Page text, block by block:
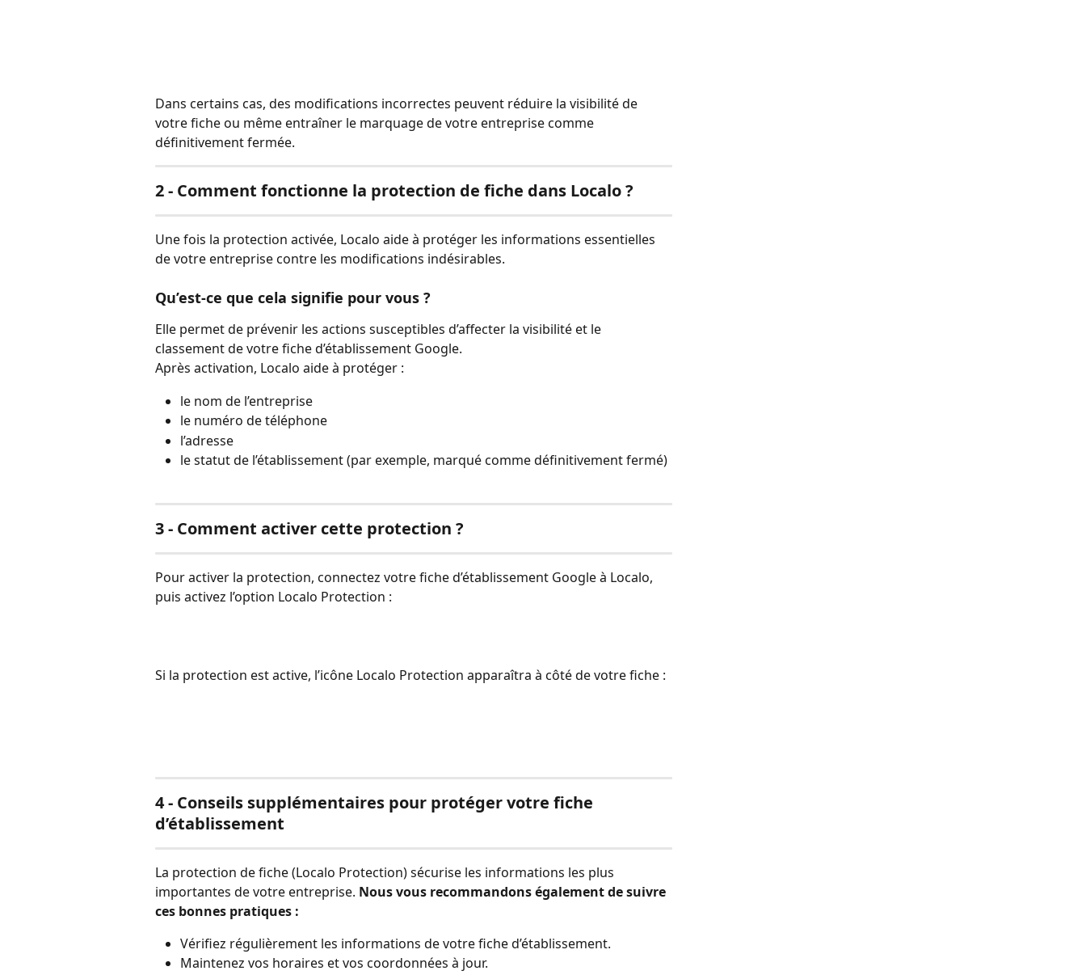
Dans certains cas, des modifications incorrectes peuvent réduire la visibilité de
votre fiche ou même entraîner le marquage de votre entreprise comme
définitivement fermée.
2 - Comment fonctionne la protection de fiche dans Localo ?
Une fois la protection activée, Localo aide à protéger les informations essentielles
de votre entreprise contre les modifications indésirables.
Qu’est-ce que cela signifie pour vous ?
Elle permet de prévenir les actions susceptibles d’affecter la visibilité et le
classement de votre fiche d’établissement Google.
Après activation, Localo aide à protéger :
le nom de l’entreprise
le numéro de téléphone
l’adresse
le statut de l’établissement (par exemple, marqué comme définitivement fermé)
3 - Comment activer cette protection ?
Pour activer la protection, connectez votre fiche d’établissement Google à Localo,
puis activez l’option Localo Protection :
Si la protection est active, l’icône Localo Protection apparaîtra à côté de votre fiche :
4 - Conseils supplémentaires pour protéger votre fiche
d’établissement
La protection de fiche (Localo Protection) sécurise les informations les plus
importantes de votre entreprise. Nous vous recommandons également de suivre
ces bonnes pratiques :
Vérifiez régulièrement les informations de votre fiche d’établissement.
Maintenez vos horaires et vos coordonnées à jour.